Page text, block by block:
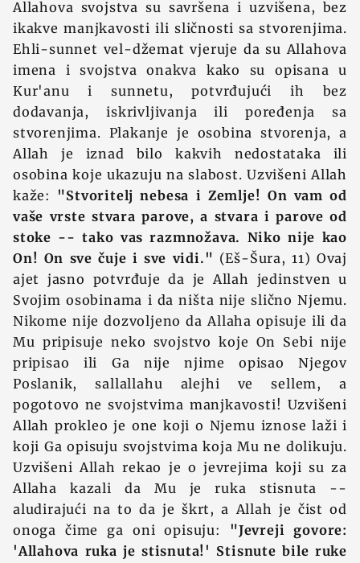
Allahova svojstva su savršena i uzvišena, bez
ikakve manjkavosti ili sličnosti sa stvorenjima.
Ehli-sunnet vel-džemat vjeruje da su Allahova
imena i svojstva onakva kako su opisana u
Kur'anu i sunnetu, potvrđujući ih bez
dodavanja, iskrivljivanja ili poređenja sa
stvorenjima. Plakanje je osobina stvorenja, a
Allah je iznad bilo kakvih nedostataka ili
osobina koje ukazuju na slabost. Uzvišeni Allah
kaže: "Stvoritelj nebesa i Zemlje! On vam od
vaše vrste stvara parove, a stvara i parove od
stoke -- tako vas razmnožava. Niko nije kao
On! On sve čuje i sve vidi." (Eš-Šura, 11) Ovaj
ajet jasno potvrđuje da je Allah jedinstven u
Svojim osobinama i da ništa nije slično Njemu.
Nikome nije dozvoljeno da Allaha opisuje ili da
Mu pripisuje neko svojstvo koje On Sebi nije
pripisao ili Ga nije njime opisao Njegov
Poslanik, sallallahu alejhi ve sellem, a
pogotovo ne svojstvima manjkavosti! Uzvišeni
Allah prokleo je one koji o Njemu iznose laži i
koji Ga opisuju svojstvima koja Mu ne dolikuju.
Uzvišeni Allah rekao je o jevrejima koji su za
Allaha kazali da Mu je ruka stisnuta --
aludirajući na to da je škrt, a Allah je čist od
onoga čime ga oni opisuju: "Jevreji govore:
'Allahova ruka je stisnuta!' Stisnute bile ruke